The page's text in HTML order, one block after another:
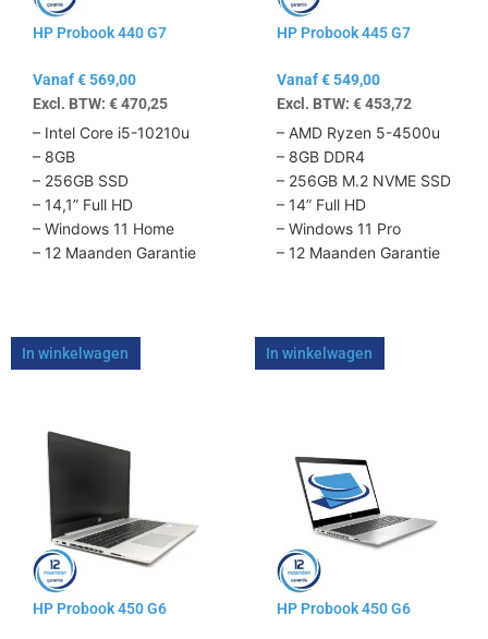
HP Probook 440 G7
Vanaf€569,00
Excl. BTW: €470,25
– Intel Core i5-10210u
– 8GB
– 256GB SSD
– 14,1” Full HD
– Windows 11 Home
– 12 Maanden Garantie
In winkelwagen
gekozen
productpagina
HP Probook 445 G7
Vanaf€549,00
Excl. BTW: €453,72
– AMD Ryzen 5-4500u
– 8GB DDR4
– 256GB M.2 NVME SSD
– 14” Full HD
– Windows 11 Pro
– 12 Maanden Garantie
In winkelwagen
gekozen
productpagina
HP Probook 450 G6
meerdere
variaties.
optie
gekozen
HP Probook 450 G6
meerdere
variaties.
optie
gekozen